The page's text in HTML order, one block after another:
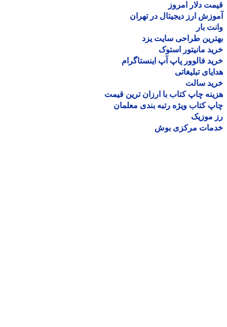
دلار امروز
ارز دیجیتال در تهران
بار
طراحی سایت یزد
مانیتور استوک
فالوور پاپ آپ اینستاگرام
تبلیغاتی
سالت
چاپ کتاب با ارزان ترین قیمت
کتاب ویژه رتبه بندی معلمان
موزیک
مرکزی بوش